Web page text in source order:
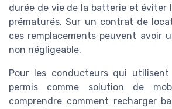
durée de vie de la batterie et éviter
prématurés. Sur un contrat de
ces remplacements peuvent avoir
non négligeable.
Pour les conducteurs qui
permis comme solution de
comprendre comment recharger